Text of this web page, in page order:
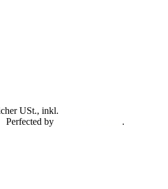
USt., inkl.
Perfected by
.